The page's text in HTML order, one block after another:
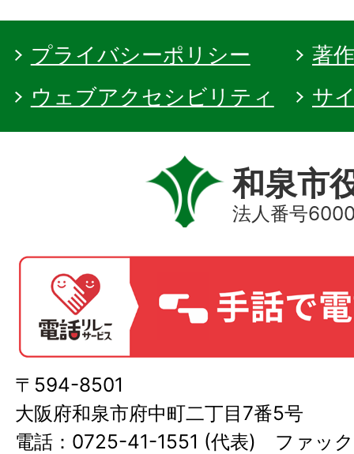
プライバシーポリシー
著
ウェブアクセシビリティ
サ
和泉市
法人番号
〒594-8501
大阪府和泉市府中町二丁目7番5号
電話：0725-41-1551 (代表) ファッ